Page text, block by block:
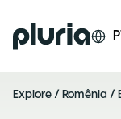
Logo Pluria
Explore / Romênia /